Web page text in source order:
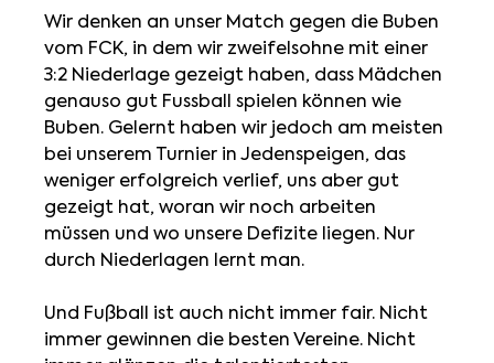
Wir denken an unser Match gegen die Buben
vom FCK, in dem wir zweifelsohne mit einer
3:2 Niederlage gezeigt haben, dass Mädchen
genauso gut Fussball spielen können wie
Buben. Gelernt haben wir jedoch am meisten
bei unserem Turnier in Jedenspeigen, das
weniger erfolgreich verlief, uns aber gut
gezeigt hat, woran wir noch arbeiten
müssen und wo unsere Defizite liegen. Nur
durch Niederlagen lernt man.
Und Fußball ist auch nicht immer fair. Nicht
immer gewinnen die besten Vereine. Nicht